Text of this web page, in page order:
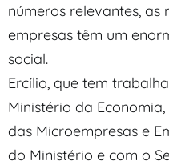
números relevantes, as
empresas têm um
social.
Ercílio, que tem
Ministério da
das Microempresas e
do Ministério e com o